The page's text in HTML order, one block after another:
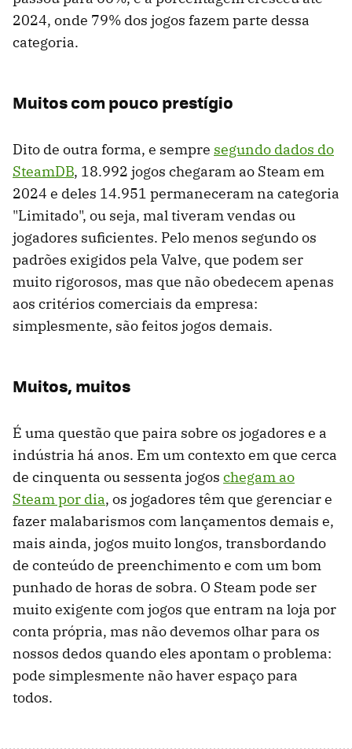
2024, onde 79% dos jogos fazem parte dessa
categoria.
Muitos com pouco prestígio
Dito de outra forma, e sempre segundo dados do
SteamDB, 18.992 jogos chegaram ao Steam em
2024 e deles 14.951 permaneceram na categoria
"Limitado", ou seja, mal tiveram vendas ou
jogadores suficientes. Pelo menos segundo os
padrões exigidos pela Valve, que podem ser
muito rigorosos, mas que não obedecem apenas
aos critérios comerciais da empresa:
simplesmente, são feitos jogos demais.
Muitos, muitos
É uma questão que paira sobre os jogadores e a
indústria há anos. Em um contexto em que cerca
de cinquenta ou sessenta jogos chegam ao
Steam por dia, os jogadores têm que gerenciar e
fazer malabarismos com lançamentos demais e,
mais ainda, jogos muito longos, transbordando
de conteúdo de preenchimento e com um bom
punhado de horas de sobra. O Steam pode ser
muito exigente com jogos que entram na loja por
conta própria, mas não devemos olhar para os
nossos dedos quando eles apontam o problema:
pode simplesmente não haver espaço para
todos.